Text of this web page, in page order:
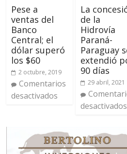
Pese a
ventas del
Banco
Central; el
dólar superó
los $60
2 octubre, 2019
Comentarios
desactivados
La
de la
Hidrovía
Paraná-
Paraguay
extendió
90 días
29 abril, 2021
desactivados